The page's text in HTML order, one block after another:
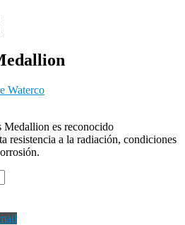
Waterco
Medallion es reconocido
resistencia a la radiación, condiciones